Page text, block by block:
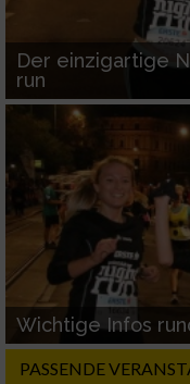
Der einzigartige
run
Wichtige Infos
PASSENDE